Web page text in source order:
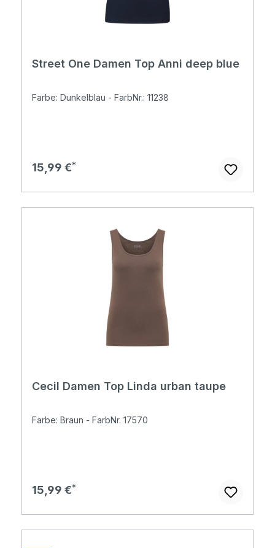
Street One Damen Top Anni deep blue
Farbe: Dunkelblau - FarbNr.: 11238
Regulärer Preis:
15,99 €
Cecil Damen Top Linda urban taupe
Farbe: Braun - FarbNr. 17570
Regulärer Preis:
15,99 €